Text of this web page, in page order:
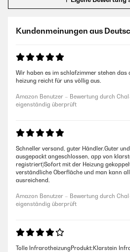
Kundenmeinungen aus
Wir haben es im schlafzimmer stehen das
heizung reicht für uns völlig aus.
Amazon Benutzer – Bewertung durch
eigenständig überprüft
Schneller versand, guter Händler.Guter
ausgepackt angeschlossen, app von
registriert)Sofort mit der Heizung
verständliche Oberfläche und man kann
ausreichend.
Amazon Benutzer – Bewertung durch
eigenständig überprüft
Tolle InfrarotheizungProdukt:Klarstein